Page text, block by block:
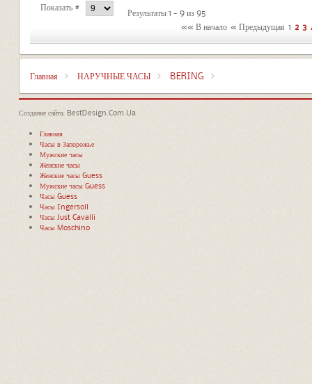
Показать #
Результаты 1 - 9 из 95
«« В начало « Предыдущая 1 2 3
Главная НАРУЧНЫЕ ЧАСЫ BERING
Создание сайта: BestDesign.Com.Ua
Главная
Часы в Запорожье
Мужские часы
Женские часы
Женские часы Guess
Мужские часы Guess
Часы Guess
Часы Ingersoll
Часы Just Cavalli
Часы Moschino